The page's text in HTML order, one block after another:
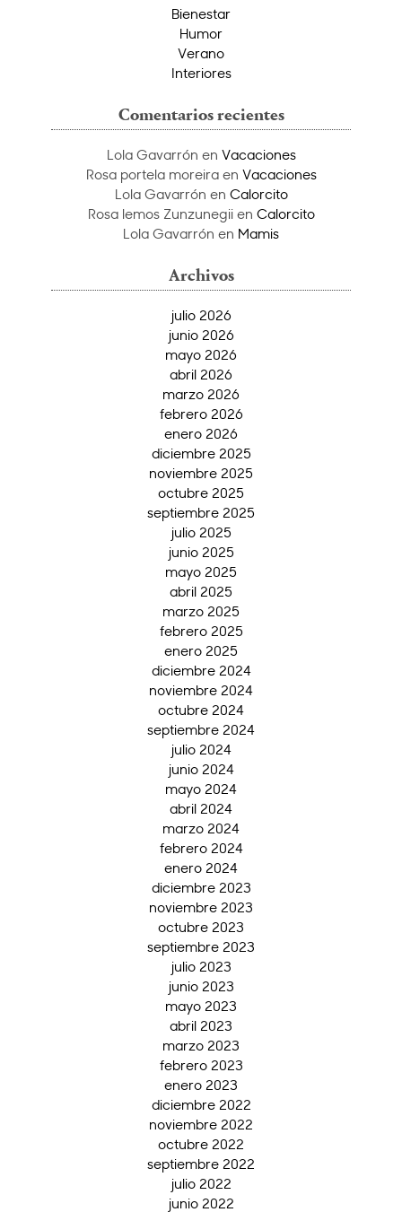
Bienestar
Humor
Verano
Interiores
Comentarios recientes
Lola Gavarrón en Vacaciones
Rosa portela moreiraen Vacaciones
Lola Gavarrón en Calorcito
Rosa lemos Zunzunegiien Calorcito
Lola Gavarrón en Mamis
Archivos
julio 2026
junio 2026
mayo 2026
abril 2026
marzo 2026
febrero 2026
enero 2026
diciembre 2025
noviembre 2025
octubre 2025
septiembre 2025
julio 2025
junio 2025
mayo 2025
abril 2025
marzo 2025
febrero 2025
enero 2025
diciembre 2024
noviembre 2024
octubre 2024
septiembre 2024
julio 2024
junio 2024
mayo 2024
abril 2024
marzo 2024
febrero 2024
enero 2024
diciembre 2023
noviembre 2023
octubre 2023
septiembre 2023
julio 2023
junio 2023
mayo 2023
abril 2023
marzo 2023
febrero 2023
enero 2023
diciembre 2022
noviembre 2022
octubre 2022
septiembre 2022
julio 2022
junio 2022